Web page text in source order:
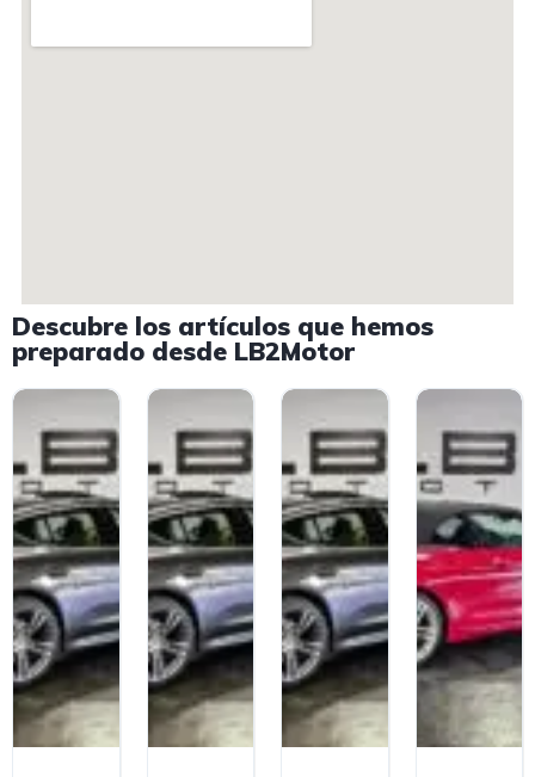
Descubre los artículos que hemos
preparado desde LB2Motor